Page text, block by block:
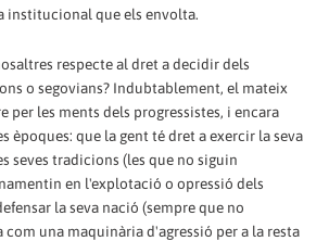
que els envolta.
respecte al dret a decidir dels
o segovians? Indubtablement, el mateix
per les ments dels progressistes, i encara
èpoques: que la gent té dret a exercir la seva
seves tradicions (les que no siguin
en l'explotació o opressió dels
la seva nació (sempre que no
com una maquinària d'agressió per a la resta